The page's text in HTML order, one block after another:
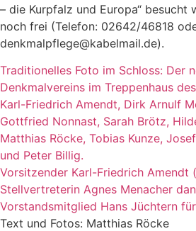
– die Kurpfalz und Europa“ besucht
noch frei (Telefon: 02642/46818
denkmalpflege@kabelmail.de).
Traditionelles Foto im Schloss: Der
Denkmalvereins im Treppenhaus
Karl-Friedrich Amendt, Dirk Arnulf
Gottfried Nonnast, Sarah Brötz,
Matthias Röcke, Tobias Kunze,
und Peter Billig.
Vorsitzender Karl-Friedrich Amendt
Stellvertreterin Agnes Menacher
Vorstandsmitglied Hans Jüchtern
Text und Fotos: Matthias Röcke